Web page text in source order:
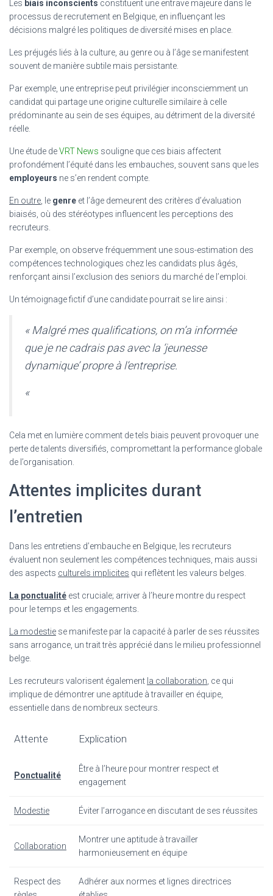
Les biais inconscients constituent une entrave majeure dans le
processus de recrutement en Belgique, en influençant les
décisions malgré les politiques de diversité mises en place.
Les préjugés liés à la culture, au genre ou à l’âge se manifestent
souvent de manière subtile mais persistante.
Par exemple, une entreprise peut privilégier inconsciemment un
candidat qui partage une origine culturelle similaire à celle
prédominante au sein de ses équipes, au détriment de la diversité
réelle.
Une étude deVRT News souligne que ces biais affectent
profondément l’équité dans les embauches, souvent sans que les
employeurs ne s’en rendent compte.
En outre , le genre et l’âge demeurent des critères d’évaluation
biaisés, où des stéréotypes influencent les perceptions des
recruteurs.
Par exemple, on observe fréquemment une sous-estimation des
compétences technologiques chez les candidats plus âgés,
renforçant ainsi l’exclusion des seniors du marché de l’emploi.
Un témoignage fictif d’une candidate pourrait se lire ainsi :
« Malgré mes qualifications, on m’a informée
que je ne cadrais pas avec la ‘jeunesse
dynamique’ propre à l’entreprise.
«
Cela met en lumière comment de tels biais peuvent provoquer une
perte de talents diversifiés, compromettant la performance globale
de l’organisation.
Attentes implicites durant
l’entretien
Dans les entretiens d’embauche en Belgique, les recruteurs
évaluent non seulement les compétences techniques, mais aussi
des aspects culturels implicites qui reflètent les valeurs belges.
La ponctualité est cruciale; arriver à l’heure montre du respect
pour le temps et les engagements.
La modestie se manifeste par la capacité à parler de ses réussites
sans arrogance, un trait très apprécié dans le milieu professionnel
belge.
Les recruteurs valorisent également la collaboration , ce qui
implique de démontrer une aptitude à travailler en équipe,
essentielle dans de nombreux secteurs.
Attente Explication
Ponctualité
Être à l’heure pour montrer respect et
engagement
Modestie Éviter l’arrogance en discutant de ses réussites
Collaboration
Montrer une aptitude à travailler
harmonieusement en équipe
Respect des
Adhérer aux normes et lignes directrices